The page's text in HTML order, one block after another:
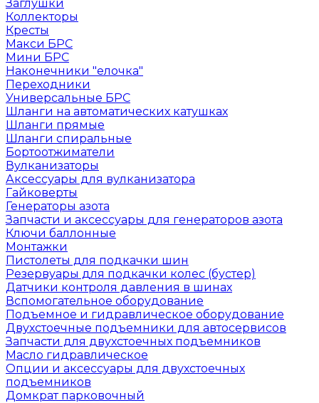
Заглушки
Коллекторы
Кресты
Макси БРС
Мини БРС
Наконечники "елочка"
Переходники
Универсальные БРС
Шланги на автоматических катушках
Шланги прямые
Шланги спиральные
Бортоотжиматели
Вулканизаторы
Аксессуары для вулканизатора
Гайковерты
Генераторы азота
Запчасти и аксессуары для генераторов азота
Ключи баллонные
Монтажки
Пистолеты для подкачки шин
Резервуары для подкачки колес (бустер)
Датчики контроля давления в шинах
Вспомогательное оборудование
Подъемное и гидравлическое оборудование
Двухстоечные подъемники для автосервисов
Запчасти для двухстоечных подъемников
Масло гидравлическое
Опции и аксессуары для двухстоечных
подъемников
Домкрат парковочный